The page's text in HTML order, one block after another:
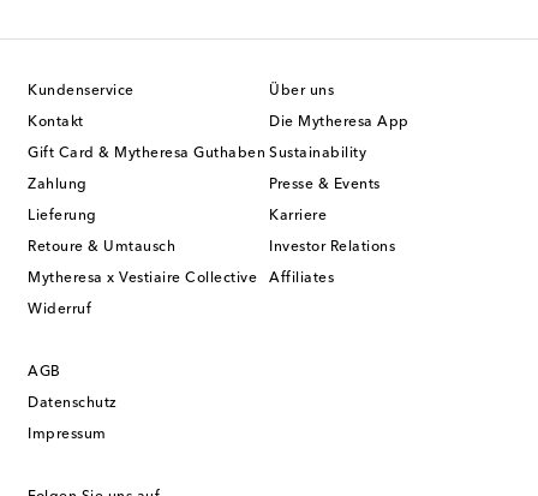
Kundenservice
Kontakt
Gift Card & Mytheresa Guthaben
Zahlung
Lieferung
Retoure & Umtausch
Mytheresa x Vestiaire Collective
Widerruf
Über uns
Die Mytheresa App
Sustainability
Presse & Events
Karriere
Investor Relations
Affiliates
AGB
Datenschutz
Impressum